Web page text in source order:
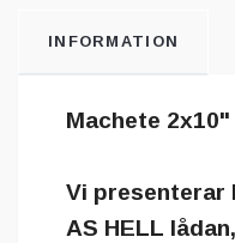
INFORMATION
Machete 2x10"
Vi presenterar
AS HELL